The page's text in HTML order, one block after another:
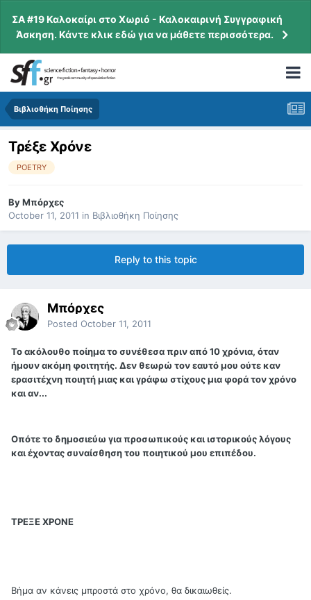
ΣΑ #19 Καλοκαίρι στο Χωριό - Καλοκαιρινή Συγγραφική
Άσκηση. Κάντε κλικ εδώ για να μάθετε περισσότερα.
Βιβλιοθήκη Ποίησης
Τρέξε Χρόνε
POETRY
ByΜπόρχες
October 11, 2011 in Βιβλιοθήκη Ποίησης
Reply to this topic
Μπόρχες
Posted October 11, 2011
Το ακόλουθο ποίημα το συνέθεσα πριν από 10 χρόνια, όταν
ήμουν ακόμη φοιτητής. Δεν θεωρώ τον εαυτό μου ούτε καν
ερασιτέχνη ποιητή μιας και γράφω στίχους μια φορά τον χρόνο
και αν...
Οπότε το δημοσιεύω για προσωπικούς και ιστορικούς λόγους
και έχοντας συναίσθηση του ποιητικού μου επιπέδου.
ΤΡΕΞΕ ΧΡΟΝΕ
Βήμα αν κάνεις μπροστά στο χρόνο, θα δικαιωθείς.